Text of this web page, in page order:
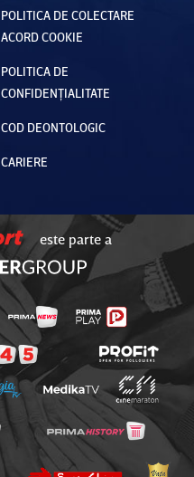
POLITICA DE COLECTARE
ACORD COOKIE
POLITICA DE
CONFIDENȚIALITATE
COD DEONTOLOGIC
CARIERE
este parte a